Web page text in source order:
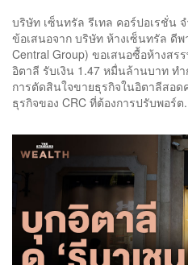
บริษัท เซ็นทรัล รีเทล คอร์ปอเรชั่น
ข้อเสนอจาก บริษัท ห้างเซ็นทรัล ดี
Central Group) ขอเสนอซื้อห้างสร
อิตาลี รับเงิน 1.47 หมื่นล้านบาท ท
การตัดสินใจขายธุรกิจในอิตาลีสอ
ธุรกิจของ CRC ที่ต้องการปรับพอร์ต